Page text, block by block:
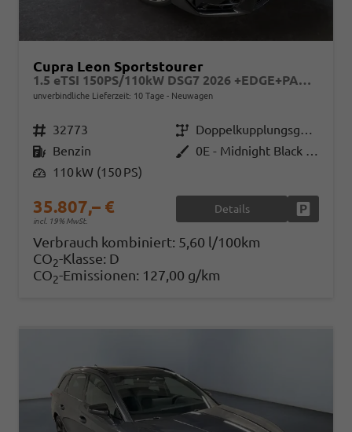
Cupra Leon Sportstourer
1.5 eTSI 150PS/110kW DSG7 2026 +EDGE+PANO+INTELLIGENT DRIVE
unverbindliche Lieferzeit: 10 Tage Neuwagen
Fahrzeugnr. 32773 Getriebe
Doppelkupplungsgetriebe (DSG)
Kraftstoff Benzin Außenfarbe
0E - Midnight Black Met.
Leistung 110 kW (150 PS)
35.807,– €
incl. 19% MwSt.
Details
Verbrauch kombiniert: 5,60 l/100km
CO2-Klasse: D
CO2-Emissionen: 127,00 g/km